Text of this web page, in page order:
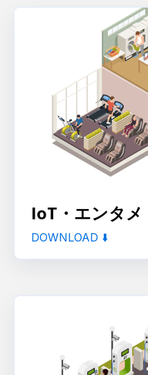
IoT・エンタメ
DOWNLOAD ⬇️